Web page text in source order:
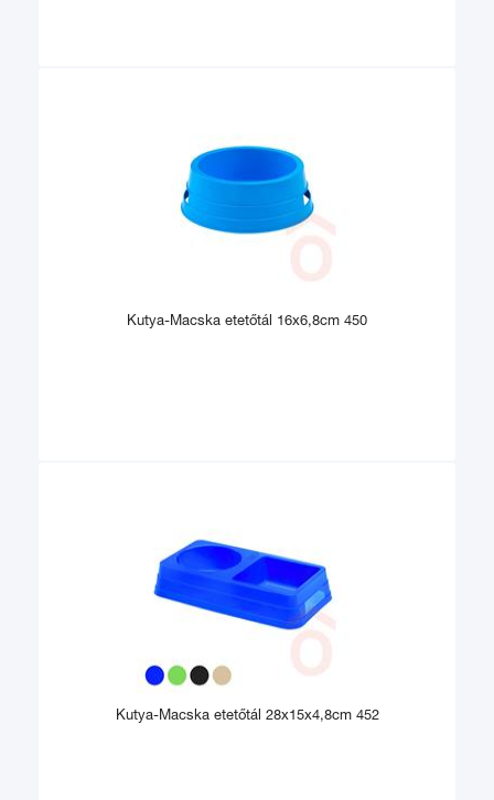
Kutya-Macska etetőtál 16x6,8cm 450
Kutya-Macska etetőtál 28x15x4,8cm 452